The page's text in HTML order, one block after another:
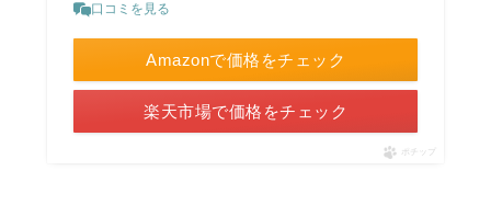
口コミを見る
Amazonで価格をチェック
楽天市場で価格をチェック
ポチップ